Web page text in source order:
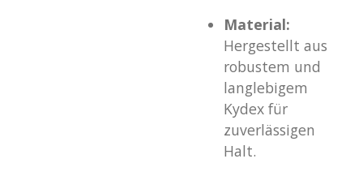
Material:
Hergestellt aus
robustem und
langlebigem
Kydex für
zuverlässigen
Halt.